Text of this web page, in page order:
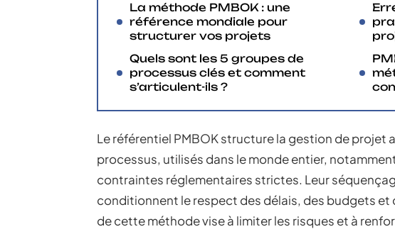
La méthode PMBOK : une
référence mondiale pour
structurer vos projets
Quels sont les 5 groupes de
processus clés et comment
s’articulent-ils ?
Le référentiel PMBOK structure la gestion de projet
processus, utilisés dans le monde entier,
contraintes réglementaires strictes. Leur
conditionnent le respect des délais, des budgets
de cette méthode vise à limiter les risques et à